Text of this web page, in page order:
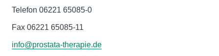
Telefon 06221 65085-0
Fax 06221 65085-11
info@prostata-therapie.de